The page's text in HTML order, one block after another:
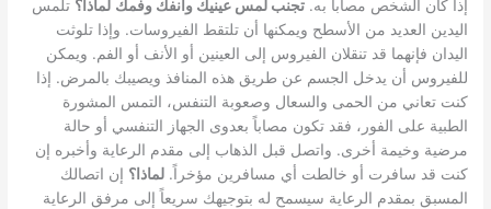
إذا كان الشخص مصاباً به.تجنب لمس عينيك وأنفك وفمك لماذا؟ تلمس
اليدين العديد من الأسطح ويمكنها أن تلتقط الفيروسات. وإذا تلوثت
اليدان فإنهما قد تنقلان الفيروس إلى العينين أو الأنف أو الفم. ويمكن
للفيروس أن يدخل الجسم عن طريق هذه المنافذ ويصيبك بالمرض. إذا
كنت تعاني من الحمى والسعال وصعوبة التنفس، التمس المشورة
الطبية على الفور، فقد تكون مصاباً بعدوى الجهاز التنفسي أو حالة
مرضية وخيمة أخرى. واتصل قبل الذهاب إلى مقدم الرعاية وأخبره إن
كنت قد سافرت أو خالطت أي مسافرين مؤخراً.لماذا؟ إن اتصالك
المسبق بمقدم الرعاية سيسمح له بتوجيهك سريعاً إلى مرفق الرعاية